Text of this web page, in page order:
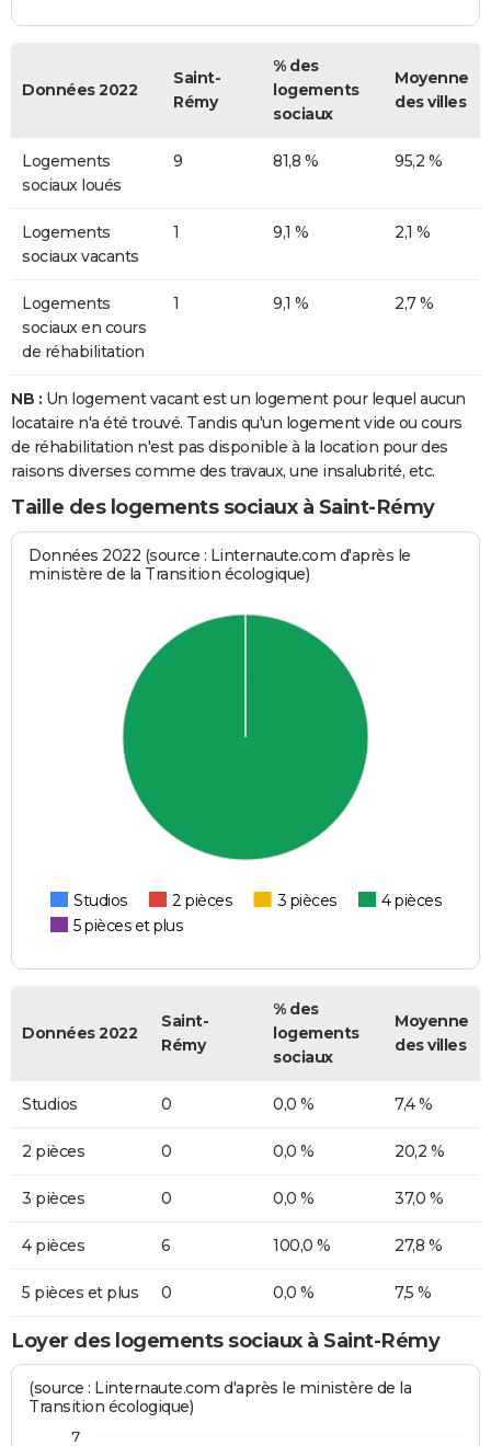
Données 2022
Saint-
Rémy
% des
logements
sociaux
Moyenne
des villes
Logements
sociaux loués
9 81,8 % 95,2 %
Logements
sociaux vacants
1 9,1 % 2,1 %
Logements
sociaux en cours
de réhabilitation
1 9,1 % 2,7 %
NB : Un logement vacant est un logement pour lequel aucun
locataire n'a été trouvé. Tandis qu'un logement vide ou cours
de réhabilitation n'est pas disponible à la location pour des
raisons diverses comme des travaux, une insalubrité, etc.
Taille des logements sociaux à Saint-Rémy
Données 2022 (source : Linternaute.com d'après le
ministère de la Transition écologique)
Studios 2 pièces 3 pièces
4 pièces
5 pièces et plus
Données 2022
Saint-
Rémy
% des
logements
sociaux
Moyenne
des villes
Studios 0 0,0 % 7,4 %
2 pièces 0 0,0 % 20,2 %
3 pièces 0 0,0 % 37,0 %
4 pièces 6 100,0 % 27,8 %
5 pièces et plus 0 0,0 % 7,5 %
Loyer des logements sociaux à Saint-Rémy
(source : Linternaute.com d'après le ministère de la
Transition écologique)
7